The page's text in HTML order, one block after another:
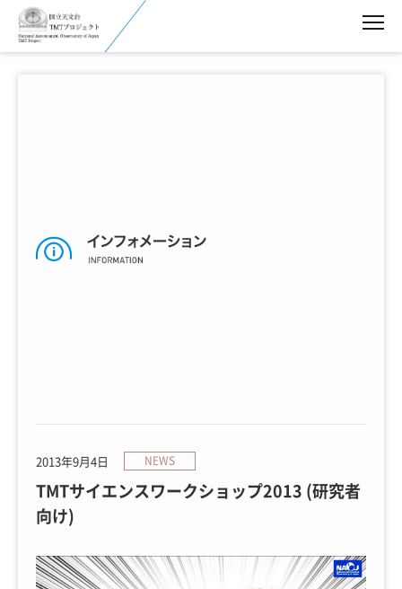
TMTサイエンスワークショップ2013 (研究者
向け)
2013年9月4日 NEWS